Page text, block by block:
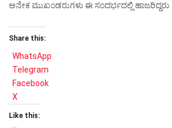
ಅನೇಕ ಮುಖಂಡರುಗಳು ಈ ಸಂದರ್ಭದಲ್ಲಿ ಹಾಜರಿದ್ದರು
Share this:
WhatsApp
Telegram
Facebook
X
Like this: